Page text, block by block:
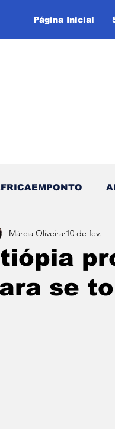
Página Inicial
do Tempo - (Blog)
se
Márcia Oliveira 10 de fev.